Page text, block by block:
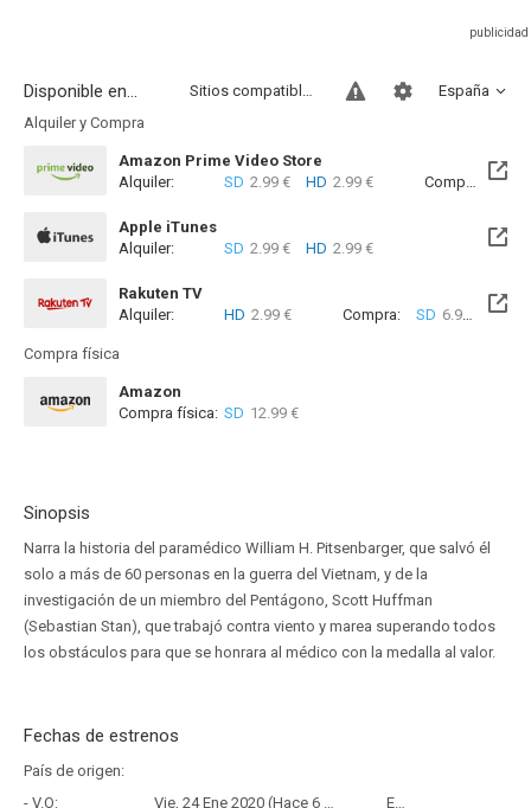
Disponible en... España
Sitios compatibles
Alquiler y Compra
Amazon Prime Video Store
Alquiler:
SD 2.99 € HD 2.99 € Compra: SD
Apple iTunes
Alquiler:
SD 2.99 € HD 2.99 €
Rakuten TV
Alquiler:
HD 2.99 € Compra: SD 6.99 € HD
Compra física
Amazon
Compra física: SD 12.99 €
Sinopsis
Narra la historia del paramédico William H. Pitsenbarger, que salvó él
solo a más de 60 personas en la guerra del Vietnam, y de la
investigación de un miembro del Pentágono, Scott Huffman
(Sebastian Stan), que trabajó contra viento y marea superando todos
los obstáculos para que se honrara al médico con la medalla al valor.
Fechas de estrenos
País de origen:
- V.O:
Vie, 24 Ene 2020 (Hace 6 años y 6 meses) Estreno